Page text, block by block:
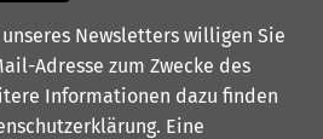
Newsletters willigen Sie
Adresse zum Zwecke des
Informationen dazu finden
. Eine